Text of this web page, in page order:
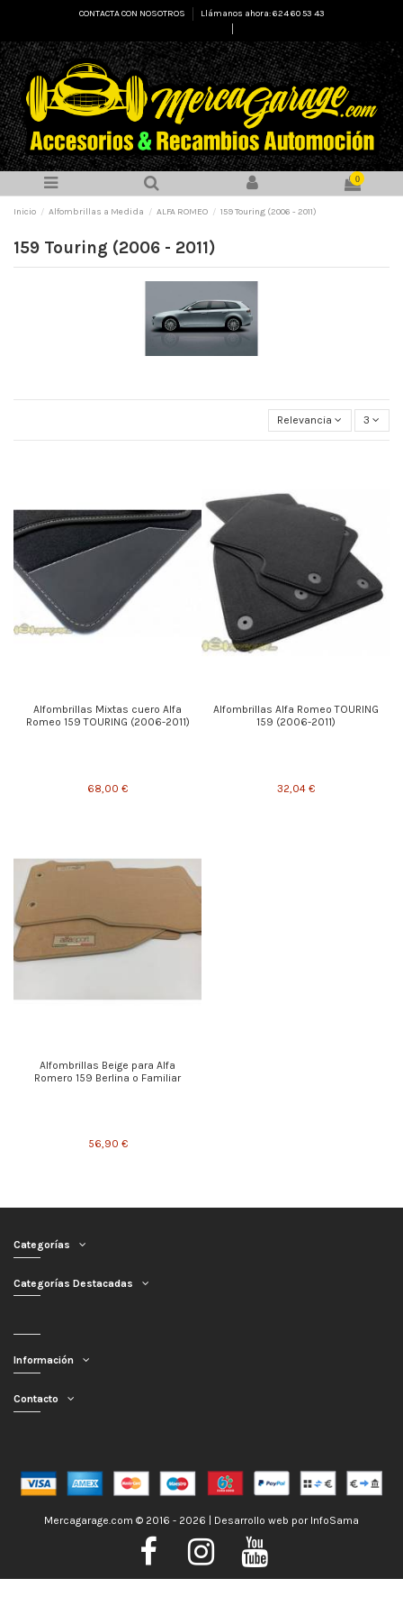
CONTACTA CON NOSOTROS
Llámanos ahora: 624 60 53 43
0
Inicio Alfombrillas a Medida ALFA ROMEO 159 Touring (2006 - 2011)
159 Touring (2006 - 2011)
Relevancia 3
Alfombrillas Mixtas cuero Alfa
Romeo 159 TOURING (2006-2011)
68,00 €
Alfombrillas Alfa Romeo TOURING
159 (2006-2011)
32,04 €
Alfombrillas Beige para Alfa
Romero 159 Berlina o Familiar
56,90 €
Categorías
Categorías Destacadas
Información
Contacto
Mercagarage.com © 2016 - 2026 | Desarrollo web por InfoSama